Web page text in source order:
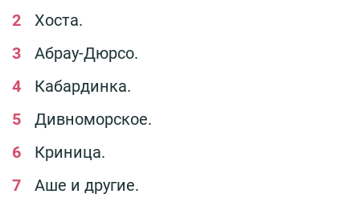
Хоста.
Абрау-Дюрсо.
Кабардинка.
Дивноморское.
Криница.
Аше и другие.